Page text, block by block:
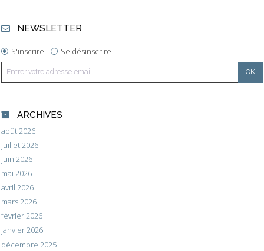
NEWSLETTER
S'inscrire Se désinscrire
ARCHIVES
août 2026
juillet 2026
juin 2026
mai 2026
avril 2026
mars 2026
février 2026
janvier 2026
décembre 2025